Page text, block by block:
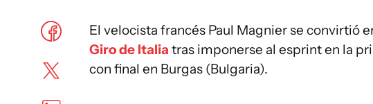
El velocista francés Paul Magnier se convirtió
Giro de Italia tras imponerse al esprint en la
con final en Burgas (Bulgaria).